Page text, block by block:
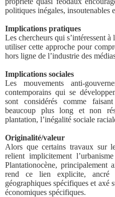
politiques inégales, insoutenables
Implications pratiques
Les chercheurs qui s’intéressent
utiliser cette approche pour
hors ligne de l’industrie des
Implications sociales
Les mouvements anti-
contemporains qui se
sont considérés comme
beaucoup plus long et non
plantation, l’inégalité sociale
Originalité/valeur
Alors que certains travaux sur
relient implicitement
Plantationocène, principalement
rend ce lien explicite, ancré
géographiques spécifiques et axé
économiques spécifiques.